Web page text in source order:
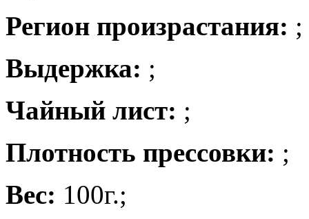
Регион произрастания: ;
Выдержка: ;
Чайный лист: ;
Плотность прессовки: ;
Вес: 100г.;